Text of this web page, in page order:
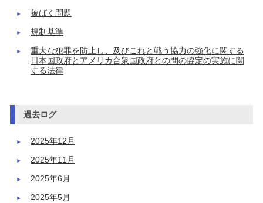
被ばく問題
規制基準
重大な犯罪を防止し、及びこれと戦う協力の強化に関する
日本国政府とアメリカ合衆国政府との間の協定の実施に関
する法律
過去ログ
2025年12月
2025年11月
2025年6月
2025年5月